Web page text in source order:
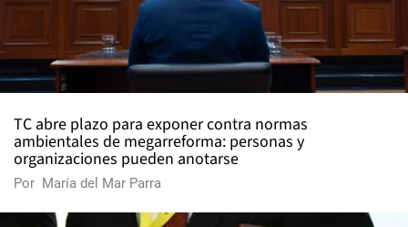
TC abre plazo para exponer contra normas
ambientales de megarreforma: personas y
organizaciones pueden anotarse
Por María del Mar Parra